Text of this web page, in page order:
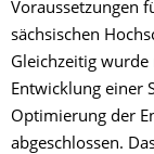
Voraussetzungen
sächsischen
Gleichzeitig
Entwicklung einer
Optimierung der
abgeschlossen.